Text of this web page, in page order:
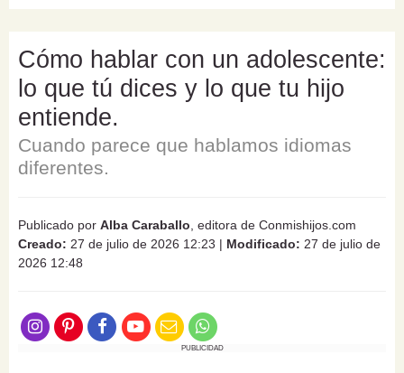
Cómo hablar con un adolescente:
lo que tú dices y lo que tu hijo
entiende.
Cuando parece que hablamos idiomas
diferentes.
Publicado por Alba Caraballo , editora de Conmishijos.com
Creado: 27 de julio de 2026 12:23 | Modificado: 27 de julio de
2026 12:48
PUBLICIDAD